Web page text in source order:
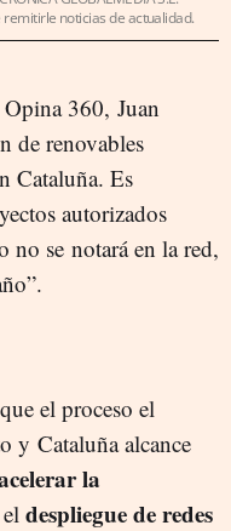
noticias de actualidad.
360, Juan
de renovables
Cataluña. Es
autorizados
no se notará en la red,
el proceso el
y Cataluña alcance
la
despliegue de redes